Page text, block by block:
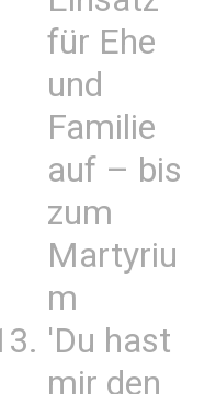
für Ehe
und
Familie
auf – bis
zum
Martyriu
m
'Du hast
mir den